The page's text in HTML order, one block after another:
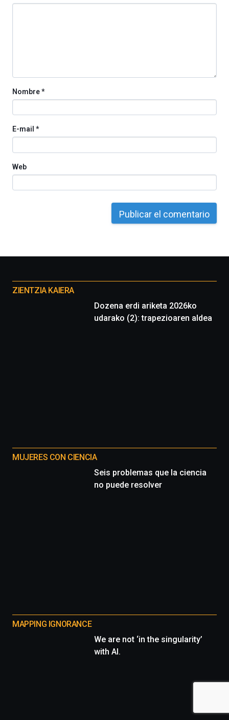
Nombre*
E-mail *
Web
proyectos
ZIENTZIA KAIERA
Dozena erdi ariketa 2026ko
udarako (2): trapezioaren aldea
MUJERES CON CIENCIA
Seis problemas que la ciencia
no puede resolver
MAPPING IGNORANCE
We are not ‘in the singularity’
with AI.